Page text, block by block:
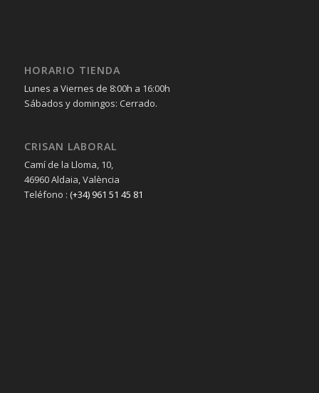
HORARIO TIENDA
Lunes a Viernes de 8:00h a 16:00h
Sábados y domingos: Cerrado.
CRISAN LABORAL
Camí de la Lloma, 10,
46960 Aldaia, València
Teléfono : (+34) 961 51 45 81